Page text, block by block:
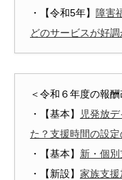
・【令和5年】 障害
どのサービスが好調
＜令和６年度の報
・【基本】
児発放
た？支援時間の設
・【基本】 新・個
・【新設】 家族支